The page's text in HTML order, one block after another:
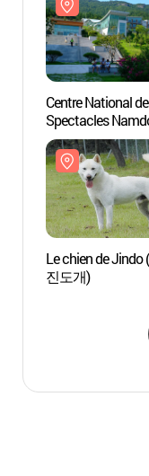
Centre National
Spectacles
(국립남도국악원)
Le chien de Jindo
진도개)